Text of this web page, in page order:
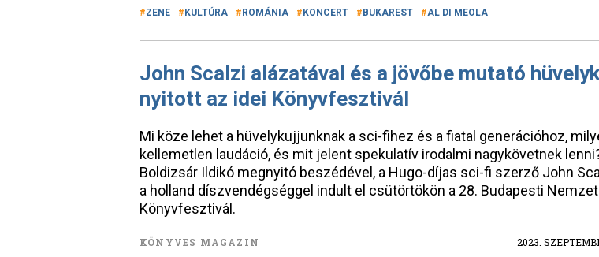
ZENE KULTÚRA ROMÁNIA KONCERT BUKAREST AL DI MEOLA
John Scalzi alázatával és a jövőbe mutató
nyitott az idei Könyvfesztivál
Mi köze lehet a hüvelykujjunknak a sci-fihez és a fiatal generációhoz,
kellemetlen laudáció, és mit jelent spekulatív irodalmi nagykövetnek
Boldizsár Ildikó megnyitó beszédével, a Hugo-díjas sci-fi szerző John
a holland díszvendégséggel indult el csütörtökön a 28. Budapesti
Könyvfesztivál.
KÖNYVES MAGAZIN 2023.